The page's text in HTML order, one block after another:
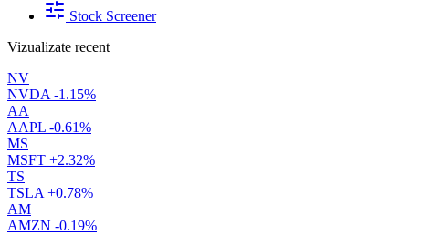
Stock Screener
Vizualizate recent
NV
NVDA -1.15%
AA
AAPL -0.61%
MS
MSFT +2.32%
TS
TSLA +0.78%
AM
AMZN -0.19%